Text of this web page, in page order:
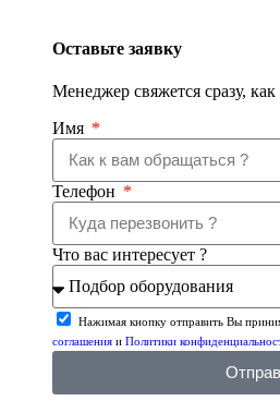
Оставьте заявку
Менеджер свяжется сразу, как
Имя
Телефон
Что вас интересует ?
Нажимая кнопку отправить Вы
соглашения и Политики